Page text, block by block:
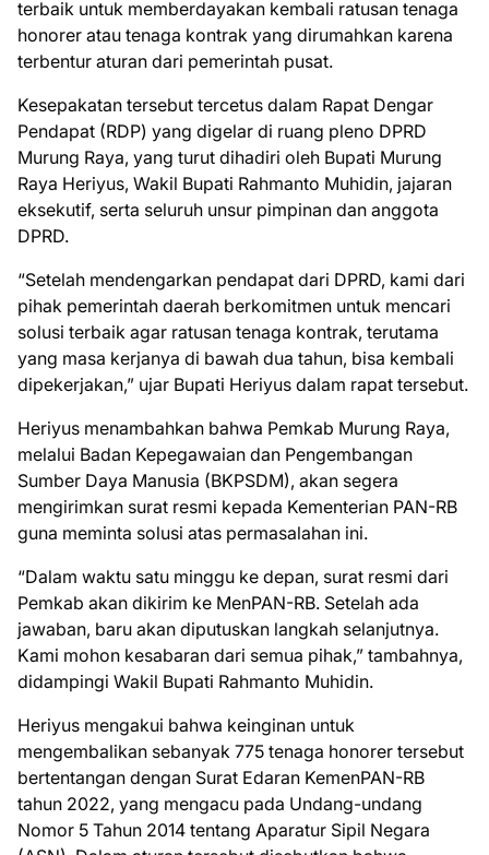
terbaik untuk memberdayakan kembali ratusan tenaga
honorer atau tenaga kontrak yang dirumahkan karena
terbentur aturan dari pemerintah pusat.
Kesepakatan tersebut tercetus dalam Rapat Dengar
Pendapat (RDP) yang digelar di ruang pleno DPRD
Murung Raya, yang turut dihadiri oleh Bupati Murung
Raya Heriyus, Wakil Bupati Rahmanto Muhidin, jajaran
eksekutif, serta seluruh unsur pimpinan dan anggota
DPRD.
“Setelah mendengarkan pendapat dari DPRD, kami dari
pihak pemerintah daerah berkomitmen untuk mencari
solusi terbaik agar ratusan tenaga kontrak, terutama
yang masa kerjanya di bawah dua tahun, bisa kembali
dipekerjakan,” ujar Bupati Heriyus dalam rapat tersebut.
Heriyus menambahkan bahwa Pemkab Murung Raya,
melalui Badan Kepegawaian dan Pengembangan
Sumber Daya Manusia (BKPSDM), akan segera
mengirimkan surat resmi kepada Kementerian PAN-RB
guna meminta solusi atas permasalahan ini.
“Dalam waktu satu minggu ke depan, surat resmi dari
Pemkab akan dikirim ke MenPAN-RB. Setelah ada
jawaban, baru akan diputuskan langkah selanjutnya.
Kami mohon kesabaran dari semua pihak,” tambahnya,
didampingi Wakil Bupati Rahmanto Muhidin.
Heriyus mengakui bahwa keinginan untuk
mengembalikan sebanyak 775 tenaga honorer tersebut
bertentangan dengan Surat Edaran KemenPAN-RB
tahun 2022, yang mengacu pada Undang-undang
Nomor 5 Tahun 2014 tentang Aparatur Sipil Negara